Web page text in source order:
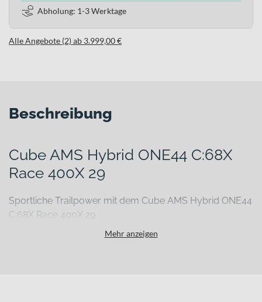
Abholung: 1-3 Werktage
Alle Angebote (2) ab 3.999,00 €
Beschreibung
Cube AMS Hybrid ONE44 C:68X
Race 400X 29
Sportliche Trailpower mit dem Cube AMS Hybrid ONE44
C:68X Race 400X 29
Du willst auf anspruchsvollen Trails maximalen Vortrieb, ohne auf
Mehr anzeigen